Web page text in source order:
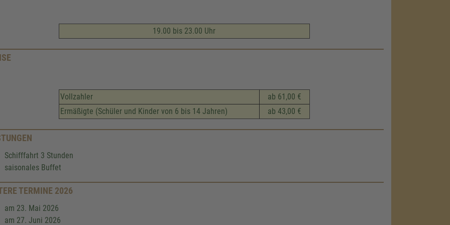
19.00 bis 23.00 Uhr
Vollzahler
ab 61,00 €
Ermäßigte (Schüler und Kinder von 6 bis 14 Jahren)
ab 43,00 €
Schifffahrt 3 Stunden
saisonales Buffet
TERMINE 2026
am 23. Mai 2026
am 27. Juni 2026